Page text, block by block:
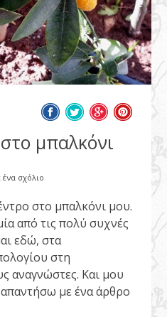
μπαλκόνι
σχόλιο
στο μπαλκόνι μου.
από τις πολύ συχνές
εδώ, στα
στη
αναγνώστες. Και μου
απαντήσω με ένα άρθρο